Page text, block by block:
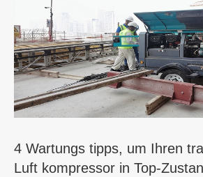
4 Wartungs tipps, um Ihren
Luft kompressor in Top-